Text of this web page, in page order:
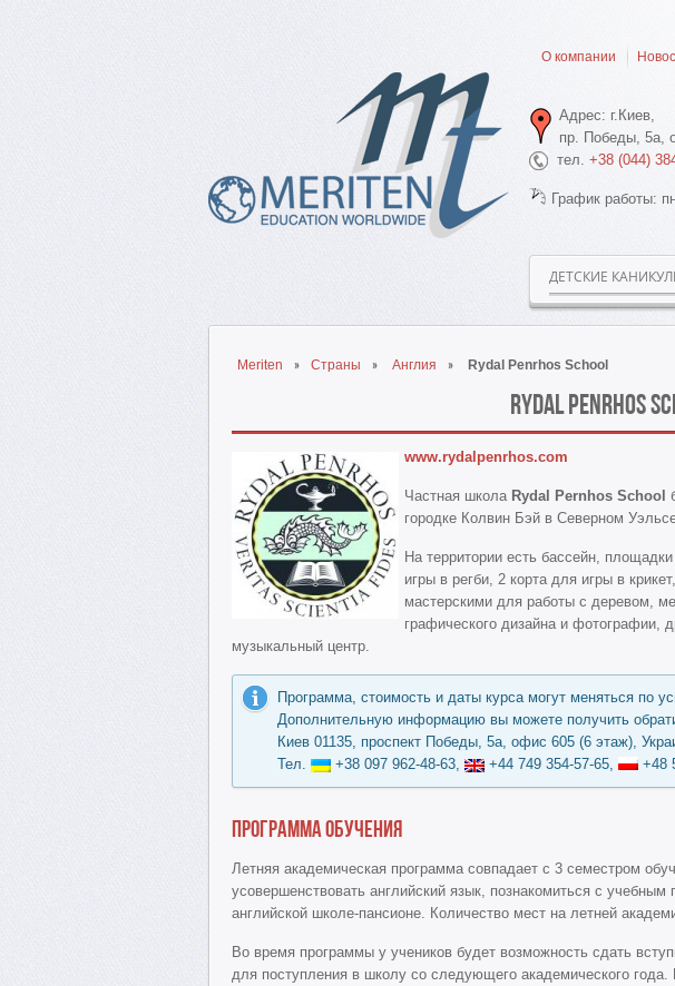
О компании
Адрес: г.Киев,
пр. Победы, 5а,
тел. +38 (044)
График работы:
ДЕТСКИЕ
Meriten Страны Англия Rydal Penrhos School
Rydal Penrhos
www.rydalpenrhos.com
Частная школа Rydal Pernhos School
городке Колвин Бэй в Северном
На территории есть бассейн,
игры в регби, 2 корта для игры в
мастерскими для работы с деревом,
графического дизайна и фотографии,
музыкальный центр.
Программа, стоимость и даты курса могут меняться по
Дополнительную информацию вы можете получить
Киев 01135, проспект Победы, 5а, офис 605 (6 этаж),
Тел.
+38 097 962-48-63, +44 749 354-57-65, +48
Программа обучения
Летняя академическая программа совпадает с 3 семестром
усовершенствовать английский язык, познакомиться с
английской школе-пансионе. Количество мест на летней
Во время программы у учеников будет возможность сдать
для поступления в школу со следующего академического